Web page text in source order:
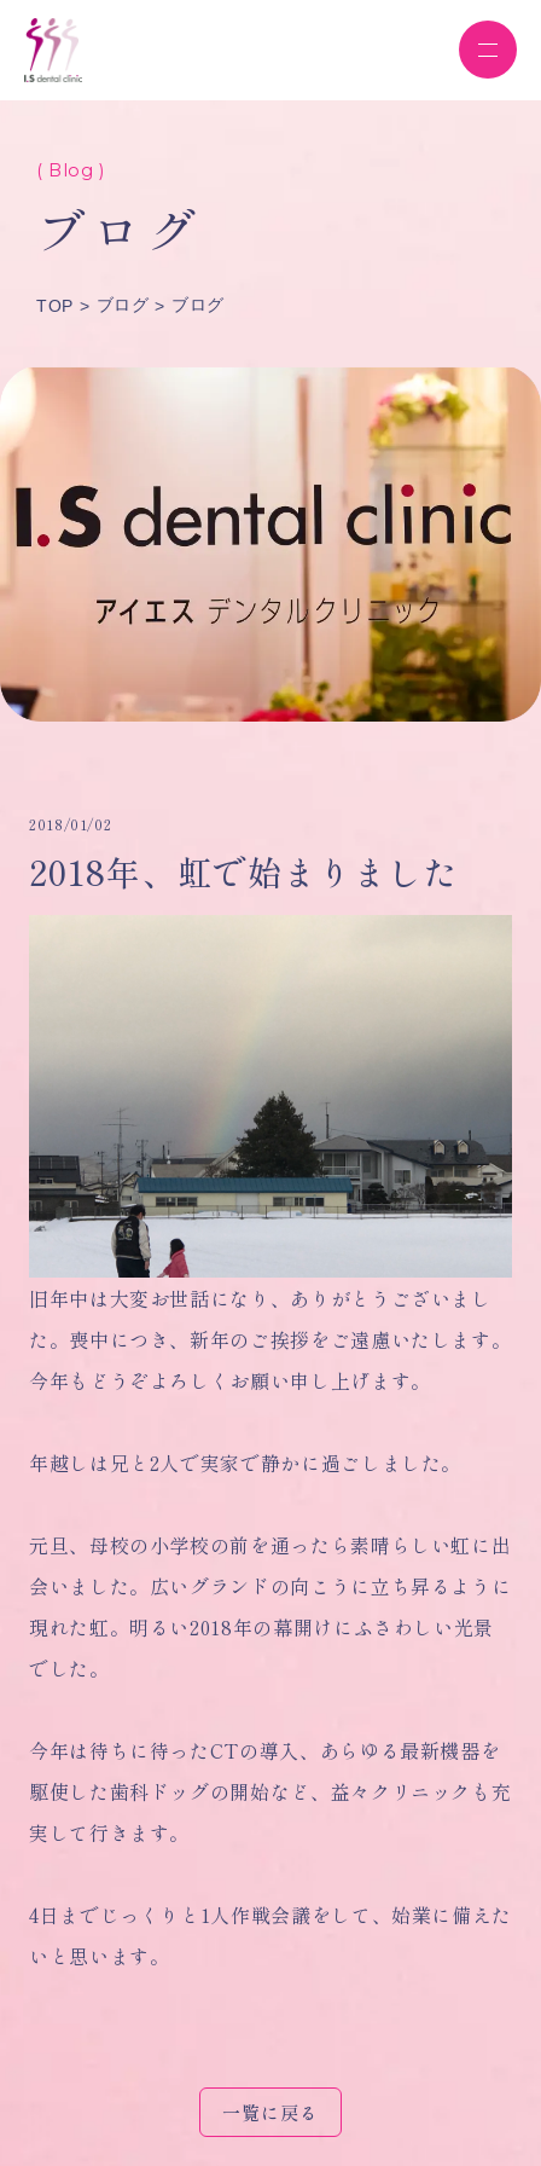
( Blog )
ブログ
TOP ブログ ブログ
2018/01/02
2018年、虹で始まりました
旧年中は大変お世話になり、ありがとうございまし
た。喪中につき、新年のご挨拶をご遠慮いたします。
今年もどうぞよろしくお願い申し上げます。
年越しは兄と2人で実家で静かに過ごしました。
元旦、母校の小学校の前を通ったら素晴らしい虹に出
会いました。広いグランドの向こうに立ち昇るように
現れた虹。明るい2018年の幕開けにふさわしい光景
でした。
今年は待ちに待ったCTの導入、あらゆる最新機器を
駆使した歯科ドッグの開始など、益々クリニックも充
実して行きます。
4日までじっくりと1人作戦会議をして、始業に備えた
いと思います。
一覧に戻る